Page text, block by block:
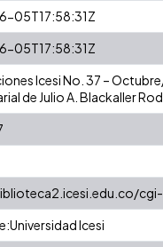
05T17:58:31Z
05T17:58:31Z
Icesi No. 37 –
de Julio A. Blackaller
Icesi